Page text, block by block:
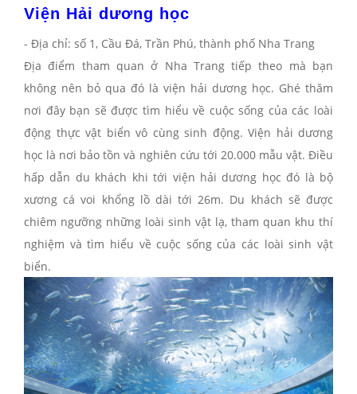
Viện Hải dương học
- Địa chỉ: số 1, Cầu Đá, Trần Phú, thành phố Nha Trang
Địa điểm tham quan ở Nha Trangtiếp theo mà bạn
không nên bỏ qua đó là viện hải dương học. Ghé thăm
nơi đây bạn sẽ được tìm hiểu về cuộc sống của các loài
động thực vật biển vô cùng sinh động. Viện hải dương
học là nơi bảo tồn và nghiên cứu tới 20.000 mẫu vật. Điều
hấp dẫn du khách khi tới viện hải dương học đó là bộ
xương cá voi khổng lồ dài tới 26m. Du khách sẽ được
chiêm ngưỡng những loài sinh vật lạ, tham quan khu thí
nghiệm và tìm hiểu về cuộc sống của các loài sinh vật
biển.